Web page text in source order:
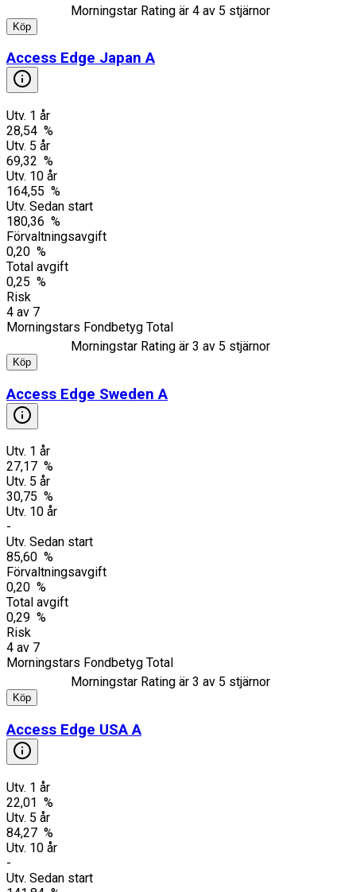
Morningstar Rating är 4 av 5 stjärnor
Köp
Access Edge Japan A
Utv. 1 år
28,54 %
Utv. 5 år
69,32 %
Utv. 10 år
164,55 %
Utv. Sedan start
180,36 %
Förvaltningsavgift
0,20 %
Total avgift
0,25 %
Risk
4 av 7
Morningstars Fondbetyg Total
Morningstar Rating är 3 av 5 stjärnor
Köp
Access Edge Sweden A
Utv. 1 år
27,17 %
Utv. 5 år
30,75 %
Utv. 10 år
-
Utv. Sedan start
85,60 %
Förvaltningsavgift
0,20 %
Total avgift
0,29 %
Risk
4 av 7
Morningstars Fondbetyg Total
Morningstar Rating är 3 av 5 stjärnor
Köp
Access Edge USA A
Utv. 1 år
22,01 %
Utv. 5 år
84,27 %
Utv. 10 år
-
Utv. Sedan start